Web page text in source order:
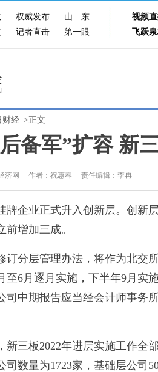
权威发布 山东
视频
记者直击 第一眼 飞跃
财经 >正文
备军”扩容 新
济网 作者：祝惠春 责任编辑：李冉
企业正式升入创新层。创新
前增加三成。
分层管理办法，将作为北交所
至6月逐月实施，下半年9月实
司中期报告应当经会计师事务
三板2022年进层实施工作全
司数量为1723家，基础层公司